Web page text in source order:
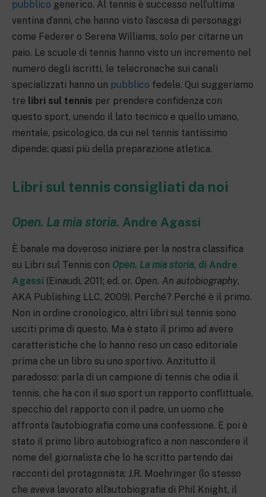
pubblico generico. Al tennis è successo nell’ultima
ventina d’anni, che hanno visto l’ascesa di personaggi
come Federer o Serena Williams, solo per citarne un
paio. Le scuole di tennis hanno visto un incremento nel
numero degli iscritti, le telecronache sui canali
specializzati hanno un pubblico fedele. Qui suggeriamo
tre libri sul tennis per prendere confidenza con
questo sport, unendo il lato tecnico e quello umano,
mentale, psicologico, da cui nel tennis tantissimo
dipende: quasi più della preparazione atletica.
Libri sul tennis consigliati da noi
Open. La mia storia. Andre Agassi
È banale ma doveroso iniziare per la nostra classifica
su Libri sul Tennis con Open. La mia storia, di Andre
Agassi (Einaudi, 2011; ed. or. Open. An autobiography,
AKA Publishing LLC, 2009). Perché? Perché è il primo.
Non in ordine cronologico, altri libri sul tennis sono
usciti prima di questo. Ma è stato il primo ad avere
caratteristiche che lo hanno reso un caso editoriale
prima che un libro su uno sportivo. Anzitutto il
paradosso: parla di un campione di tennis che odia il
tennis, che ha con il suo sport un rapporto conflittuale,
specchio del rapporto con il padre, un uomo che
affronta l’autobiografia come una confessione. E poi è
stato il primo libro autobiografico a non nascondere il
nome del giornalista che lo ha scritto partendo dai
racconti del protagonista: J.R. Moehringer (lo stesso
che aveva lavorato all’autobiografia di Phil Knight, il